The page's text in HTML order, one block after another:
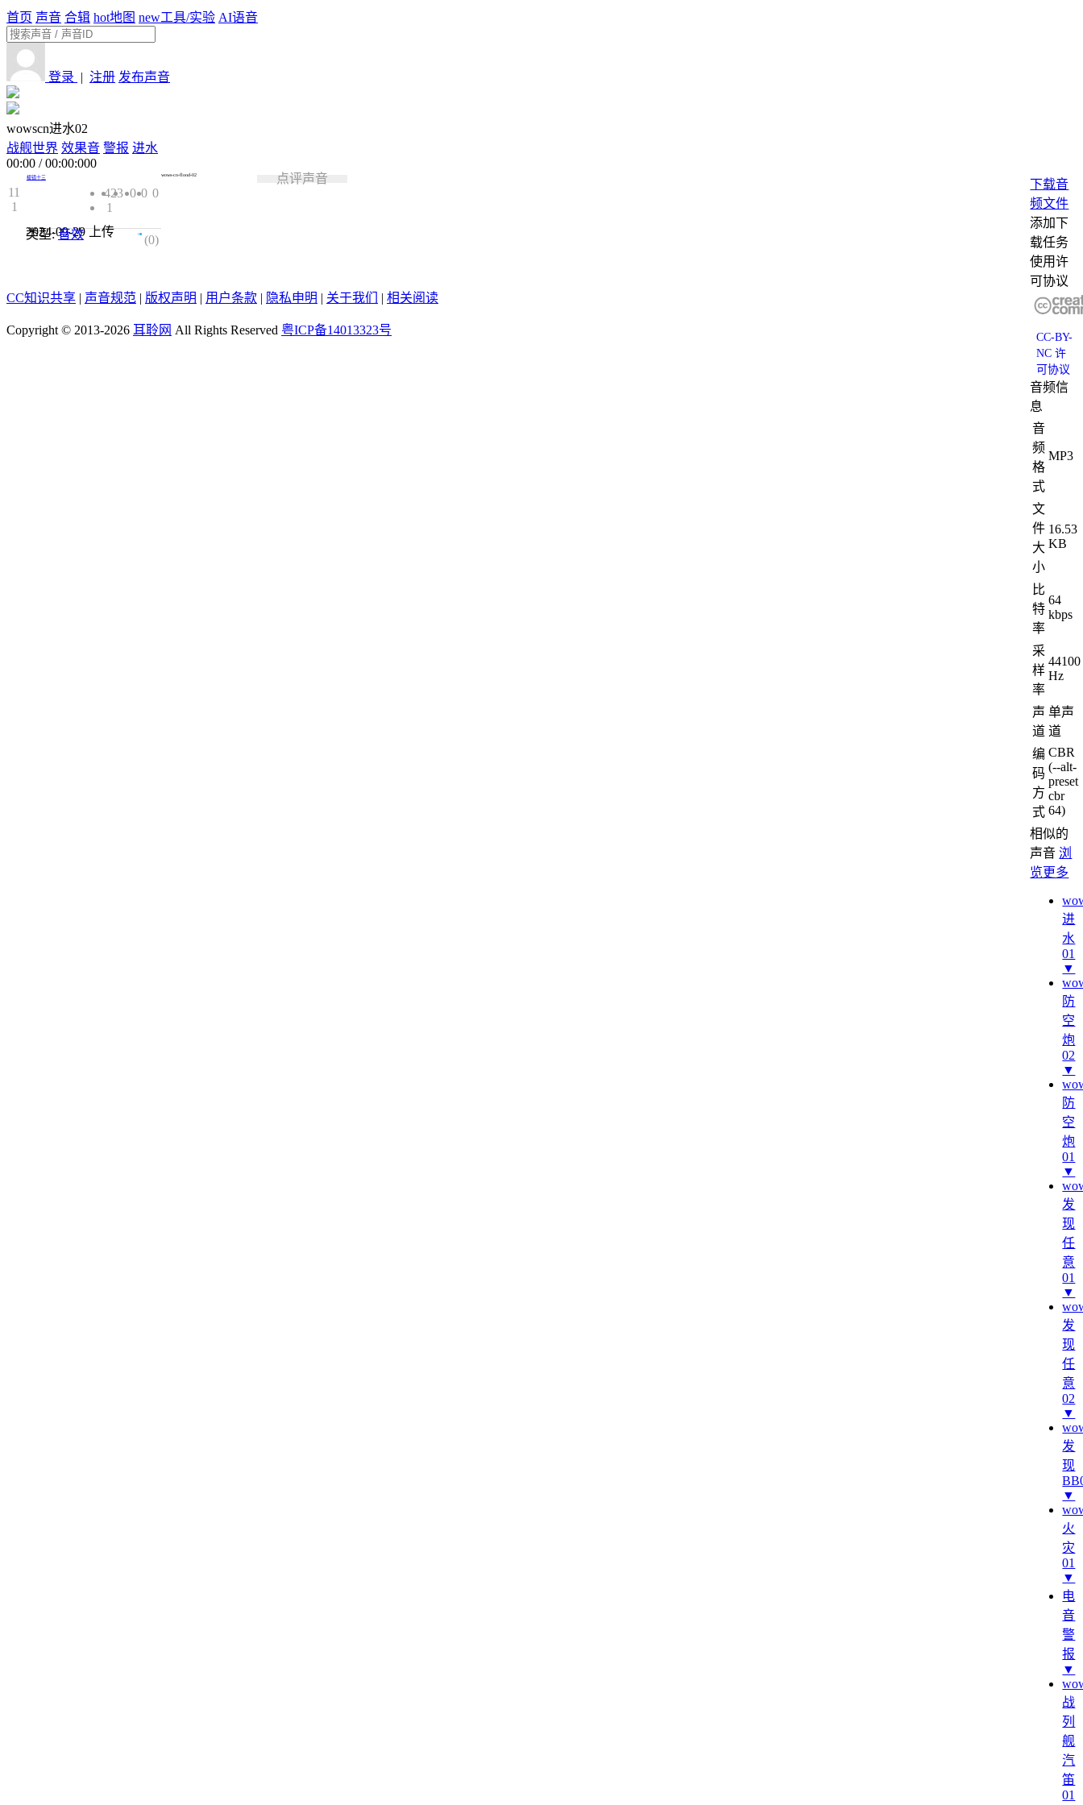
首页 声音 合辑 hot地图 new工具/实验 AI语音
登录 | 注册 发布声音
wowscn进水02
战舰世界 效果音 警报 进水
00:00 /00:00:000
11
1
棱镜十三
423 0 0 0
1
2024-09-29上传
类型:音效 0.0
(0)
下载音
频文件
添加下
载任务
使用许
可协议
CC-BY-
NC 许
可协议
音频信
息
音
频
格
式
MP3
文
件
大
小
16.53
KB
比
特
率
64
kbps
采
样
率
44100
Hz
声
道
单声
道
编
码
方
式
CBR
(--alt-
preset
cbr
64)
相似的
声音 浏
览更多
进
水
01
▼
防
空
炮
02
▼
防
空
炮
01
▼
发
现
任
意
01
▼
发
现
任
意
02
▼
发
现
▼
火
灾
01
▼
电
音
警
报
▼
战
列
舰
汽
笛
01
wows-cn-flood-02 点评声音
CC知识共享 | 声音规范 | 版权声明 | 用户条款 | 隐私申明 | 关于我们 | 相关阅读
Copyright © 2013-2026 耳聆网 All Rights Reserved 粤ICP备14013323号